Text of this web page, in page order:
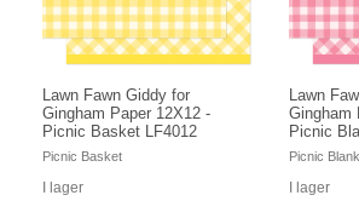
Lawn Fawn Giddy for
Gingham Paper 12X12 -
Picnic Basket LF4012
Picnic Basket
I lager
Lawn
Gingham
Picnic
Picnic
I lager